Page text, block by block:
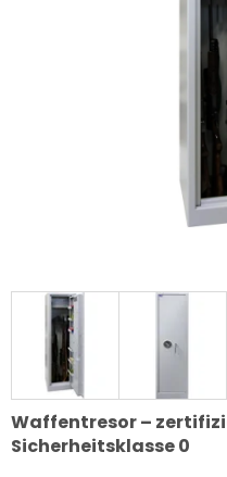
Waffentresor –
Sicherheitsklasse 0